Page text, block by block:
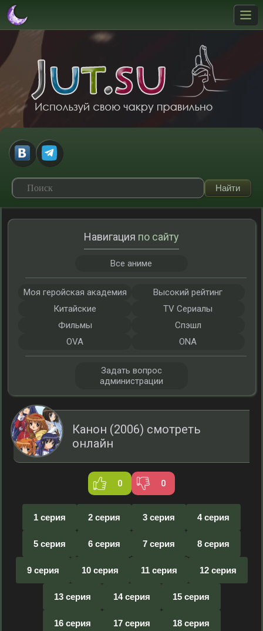
Канон (2006) смотреть
онлайн
0 0
1 серия 2 серия 3 серия 4 серия
5 серия 6 серия 7 серия 8 серия
9 серия 10 серия 11 серия 12 серия
13 серия 14 серия 15 серия
16 серия 17 серия 18 серия
Навигация по сайту
Все аниме
Моя геройская академия
Высокий рейтинг
Китайские
TV Сериалы
Фильмы
Спэшл
OVA
ONA
Задать вопрос
администрации